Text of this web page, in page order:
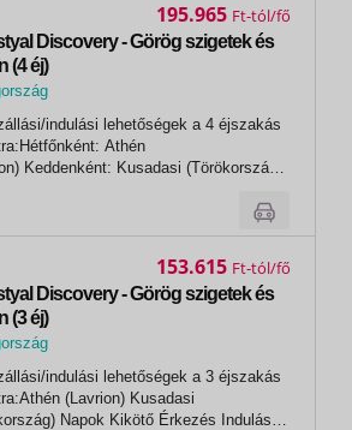
Discovery - Görög szigetek és
(4 éj)
indulási lehetőségek a 4 éjszakás
Athén
Keddenként: Kusadasi (Törökország)
07:00 13:00 2.nap Patmosz*
195.965 Ft
Discovery - Görög szigetek és
(3 éj)
indulási lehetőségek a 3 éjszakás
(Lavrion) Kusadasi
Kikötő Érkezés Indulás
153.615 Ft